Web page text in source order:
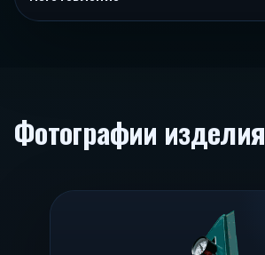
Фотографии изделия